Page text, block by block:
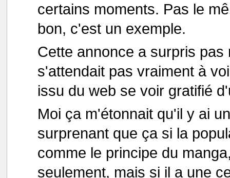
certains moments. Pas le
bon, c'est un exemple.
Cette annonce a surpris
s'attendait pas vraiment à
issu du web se voir gratifié
Moi ça m'étonnait qu'il y ai
surprenant que ça si la
comme le principe du
seulement, mais si il a une